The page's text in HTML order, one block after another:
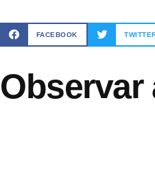
FACEBOOK
Observar